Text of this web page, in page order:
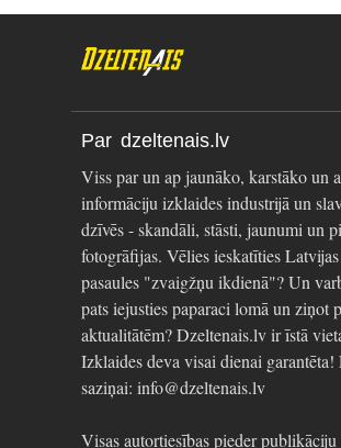
Par dzeltenais.lv
Viss par un ap jaunāko, karstāko un
informāciju izklaides industrijā un
dzīvēs - skandāli, stāsti, jaunumi un
fotogrāfijas. Vēlies ieskatīties
pasaules "zvaigžņu ikdienā"? Un
pats iejusties paparaci lomā un ziņot
aktualitātēm? Dzeltenais.lv ir īstā
Izklaides deva visai dienai garantēta!
saziņai: info@dzeltenais.lv
Visas autortiesības pieder publikāciju